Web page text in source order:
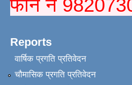
फोन नं
Reports
वार्षिक प्रगति प्रतिवेदन
चौमासिक प्रगति प्रतिवेदन